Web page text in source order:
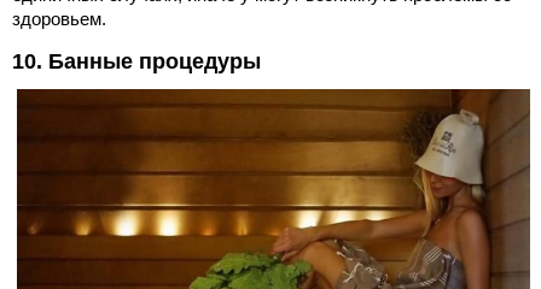
здоровьем.
10. Банные процедуры